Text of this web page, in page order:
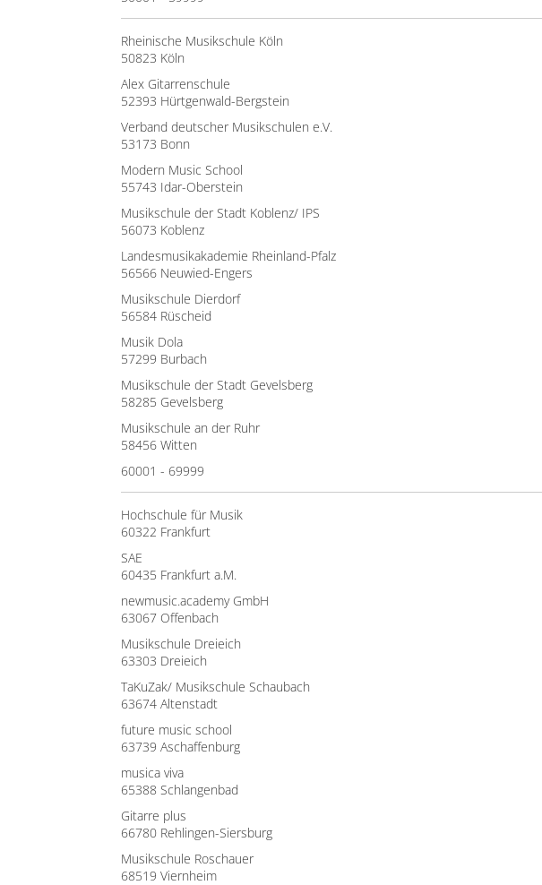
Rheinische Musikschule Köln
50823 Köln
Alex Gitarrenschule
52393 Hürtgenwald-Bergstein
Verband deutscher Musikschulen e.V.
53173 Bonn
Modern Music School
55743 Idar-Oberstein
Musikschule der Stadt Koblenz/ IPS
56073 Koblenz
Landesmusikakademie Rheinland-Pfalz
56566 Neuwied-Engers
Musikschule Dierdorf
56584 Rüscheid
Musik Dola
57299 Burbach
Musikschule der Stadt Gevelsberg
58285 Gevelsberg
Musikschule an der Ruhr
58456 Witten
60001 - 69999
Hochschule für Musik
60322 Frankfurt
SAE
60435 Frankfurt a.M.
newmusic.academy GmbH
63067 Offenbach
Musikschule Dreieich
63303 Dreieich
TaKuZak/ Musikschule Schaubach
63674 Altenstadt
future music school
63739 Aschaffenburg
musica viva
65388 Schlangenbad
Gitarre plus
66780 Rehlingen-Siersburg
Musikschule Roschauer
68519 Viernheim